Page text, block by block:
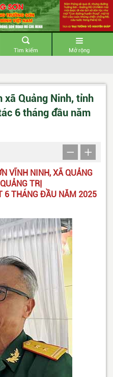
Tìm kiếm Mở rộng
xã Quảng Ninh, tỉnh
6 tháng đầu năm
VĨNH NINH, XÃ QUẢNG
TRỊ
6 THÁNG ĐẦU NĂM 2025